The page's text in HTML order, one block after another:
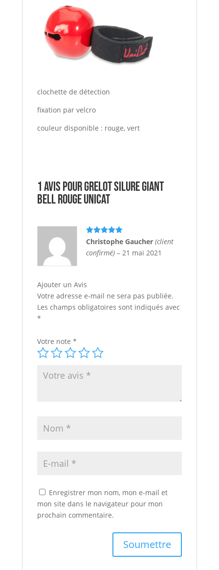
clochette de détection
fixation par velcro
couleur disponible : rouge, vert
1 avis pourGrelot Silure giant
bell rouge UNICAT
Note5sur
Christophe Gaucher (client
confirmé) – 21 mai 2021
Ajouter un Avis
Votre adresse e-mail ne sera pas publiée.
Les champs obligatoires sont indiqués avec
*
Votre note *
Enregistrer mon nom, mon e-mail et
mon site dans le navigateur pour mon
prochain commentaire.